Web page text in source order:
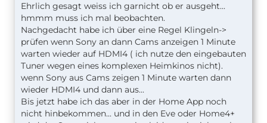
Ehrlich gesagt weiss ich garnicht ob er ausgeht...
hmmm muss ich mal beobachten.
Nachgedacht habe ich über eine Regel Klingeln->
prüfen wenn Sony an dann Cams anzeigen 1 Minute
warten wieder auf HDMI4 ( ich nutze den eingebauten
Tuner wegen eines komplexen Heimkinos nicht).
wenn Sony aus Cams zeigen 1 Minute warten dann
wieder HDMI4 und dann aus...
Bis jetzt habe ich das aber in der Home App noch
nicht hinbekommen... und in den Eve oder Home4+